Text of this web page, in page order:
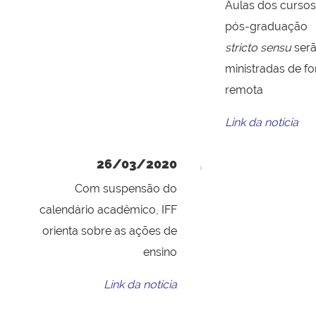
Aulas dos
pós-graduação
stricto sensu
ministradas de
remota
Link da notícia
26/03/2020
Com suspensão do
calendário acadêmico, IFF
orienta sobre as ações de
ensino
Link da notícia